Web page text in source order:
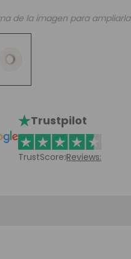
de la imagen para ampliarla
Trustpilot
TrustScore:Reviews: